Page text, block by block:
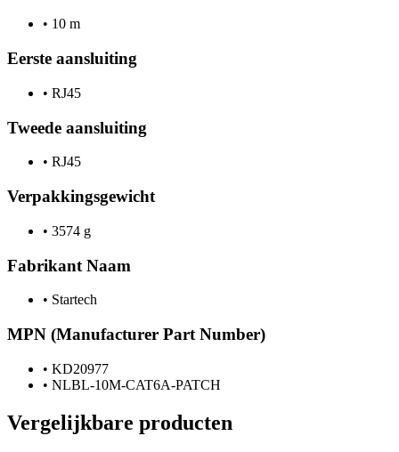
• 10 m
Eerste aansluiting
• RJ45
Tweede aansluiting
• RJ45
Verpakkingsgewicht
• 3574 g
Fabrikant Naam
• Startech
MPN (Manufacturer Part Number)
• KD20977
• NLBL-10M-CAT6A-PATCH
Vergelijkbare producten